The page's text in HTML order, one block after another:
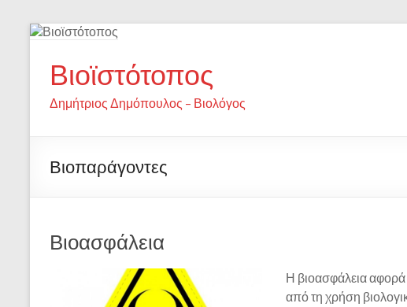
Βιοϊστότοπος
Δημήτριος Δημόπουλος – Βιολόγος
Βιοπαράγοντες
Βιοασφάλεια
Η βιοασφάλεια
από τη χρήση